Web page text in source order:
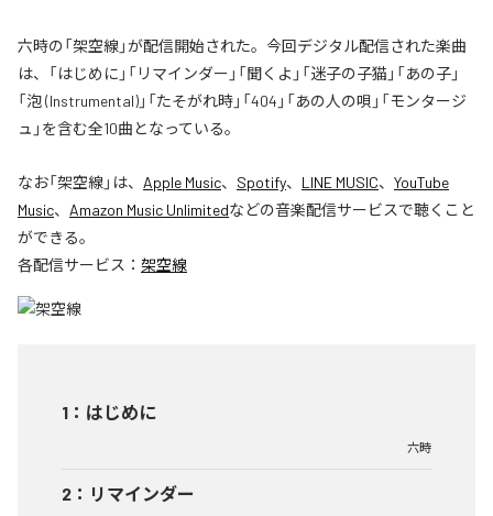
六時の「架空線」が配信開始された。今回デジタル配信された楽曲
は、「はじめに」「リマインダー」「聞くよ」「迷子の子猫」「あの子」
「泡 (Instrumental)」「たそがれ時」「404」「あの人の唄」「モンタージ
ュ」を含む全10曲となっている。
なお「架空線」は、 Apple Music、 Spotify、 LINE MUSIC、 YouTube
Music、 Amazon Music Unlimitedなどの音楽配信サービスで聴くこと
ができる。
各配信サービス： 架空線
1 ： はじめに
六時
2 ： リマインダー